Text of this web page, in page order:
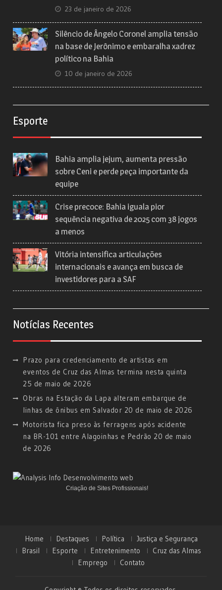
23 de janeiro de 2026
Silêncio de Ângelo Coronel amplia tensão
na base de Jerônimo e embaralha xadrez
político na Bahia
10 de janeiro de 2026
Esporte
Bahia amplia jejum, aumenta pressão
sobre Ceni e perde peça importante da
equipe
Crise precoce: Bahia iguala pior
sequência negativa de 2025 com 38 jogos
a menos
Vitória intensifica articulações
internacionais e avança em busca de
investidores para a SAF
Notícias Recentes
Prazo para credenciamento de artistas em
eventos de Cruz das Almas termina nesta quinta
25 de maio de 2026
Obras na Estação da Lapa alteram embarque de
linhas de ônibus em Salvador 20 de maio de 2026
Motorista fica preso às ferragens após acidente
na BR-101 entre Alagoinhas e Pedrão 20 de maio
de 2026
Criação de Sites Profissionais!
Home Destaques Política
Justiça e Segurança
Brasil
Esporte Entretenimento
Cruz das Almas
Emprego
Contato